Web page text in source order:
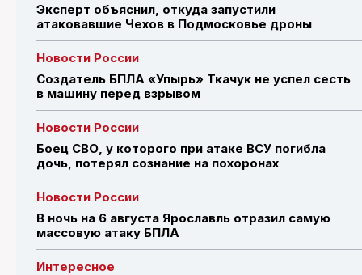
Эксперт объяснил, откуда запустили
атаковавшие Чехов в Подмосковье дроны
Новости России
Создатель БПЛА «Упырь» Ткачук не успел сесть
в машину перед взрывом
Новости России
Боец СВО, у которого при атаке ВСУ погибла
дочь, потерял сознание на похоронах
Новости России
В ночь на 6 августа Ярославль отразил самую
массовую атаку БПЛА
Интересное